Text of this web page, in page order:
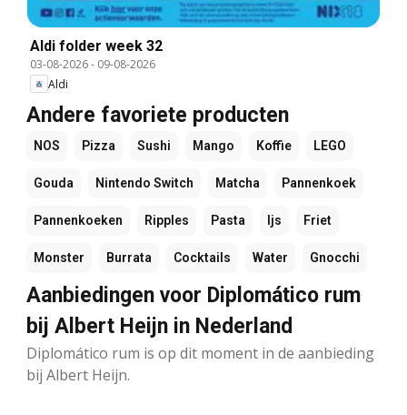
Aldi folder week 32
03-08-2026- 09-08-2026
Aldi
Andere favoriete producten
NOS Pizza Sushi Mango Koffie LEGO
Gouda Nintendo Switch Matcha Pannenkoek
Pannenkoeken Ripples Pasta Ijs Friet
Monster Burrata Cocktails Water Gnocchi
Aanbiedingen voor Diplomático rum
bij Albert Heijn in Nederland
Diplomático rum is op dit moment in de aanbieding
bij Albert Heijn.